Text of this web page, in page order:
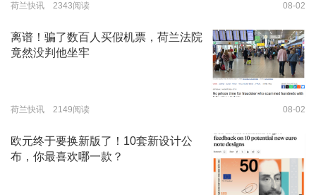
荷兰快讯 2343阅读 08-02
离谱！骗了数百人买假机票，荷兰法院
竟然没判他坐牢
荷兰快讯 2149阅读 08-02
欧元终于要换新版了！10套新设计公
布，你最喜欢哪一款？